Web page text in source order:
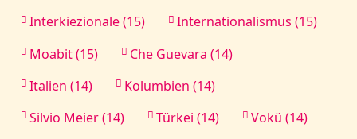
Interkiezionale (15)
Internationalismus (15)
Moabit (15)
Che Guevara (14)
Italien (14)
Kolumbien (14)
Silvio Meier (14)
Türkei (14)
Vokü (14)